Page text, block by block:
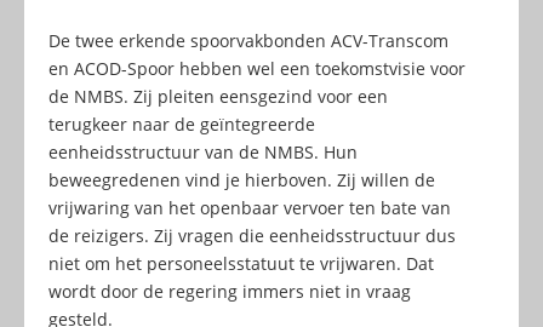
De twee erkende spoorvakbonden ACV-Transcom
en ACOD-Spoor hebben wel een toekomstvisie voor
de NMBS. Zij pleiten eensgezind voor een
terugkeer naar de geïntegreerde
eenheidsstructuur van de NMBS. Hun
beweegredenen vind je hierboven. Zij willen de
vrijwaring van het openbaar vervoer ten bate van
de reizigers. Zij vragen die eenheidsstructuur dus
niet om het personeelsstatuut te vrijwaren. Dat
wordt door de regering immers niet in vraag
gesteld.